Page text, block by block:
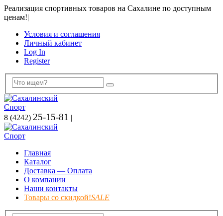
Реализация спортивных товаров на Сахалине по доступным
ценам!|
Условия и соглашения
Личный кабинет
Log In
Register
8 (4242) 25-15-81 |
Главная
Каталог
Доставка — Оплата
О компании
Наши контакты
Товары со скидкой!SALE